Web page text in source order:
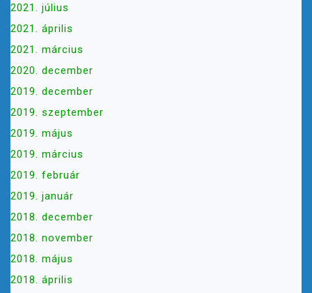
2021. július
2021. április
2021. március
2020. december
2019. december
2019. szeptember
2019. május
2019. március
2019. február
2019. január
2018. december
2018. november
2018. május
2018. április